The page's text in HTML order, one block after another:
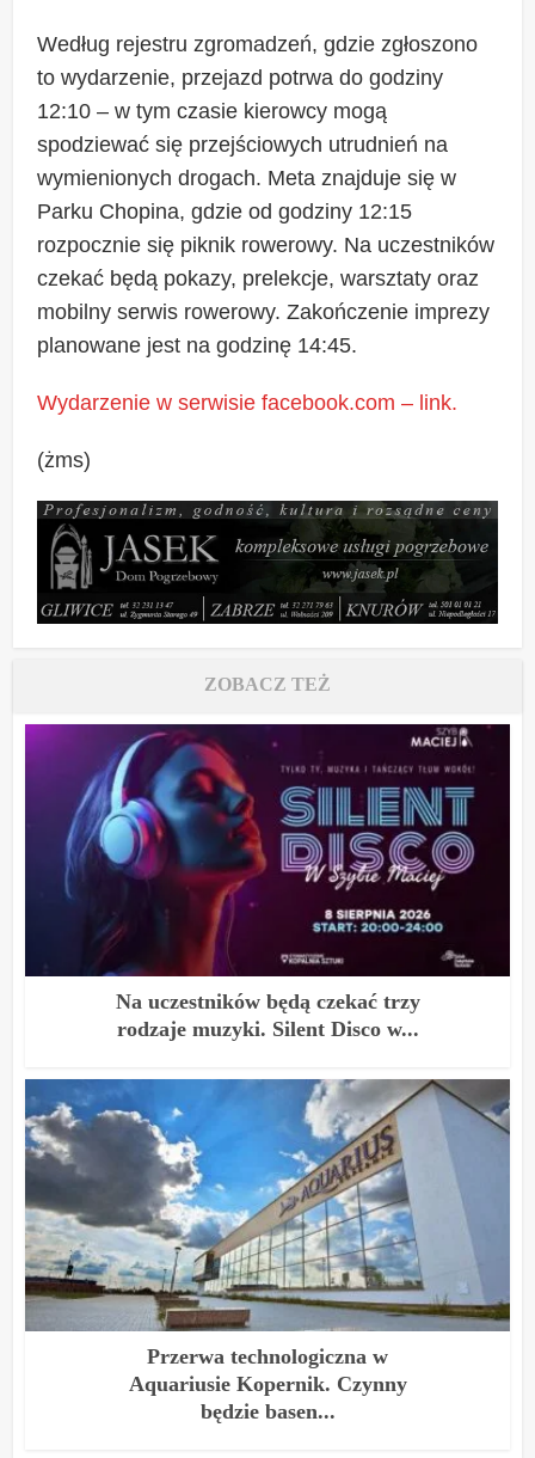
Według rejestru zgromadzeń, gdzie zgłoszono
to wydarzenie, przejazd potrwa do godziny
12:10 – w tym czasie kierowcy mogą
spodziewać się przejściowych utrudnień na
wymienionych drogach. Meta znajduje się w
Parku Chopina, gdzie od godziny 12:15
rozpocznie się piknik rowerowy. Na uczestników
czekać będą pokazy, prelekcje, warsztaty oraz
mobilny serwis rowerowy. Zakończenie imprezy
planowane jest na godzinę 14:45.
Wydarzenie w serwisie facebook.com – link.
(żms)
ZOBACZ TEŻ
Na uczestników będą czekać trzy
rodzaje muzyki. Silent Disco w...
Przerwa technologiczna w
Aquariusie Kopernik. Czynny
będzie basen...